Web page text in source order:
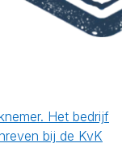
Het bedrijf
bij de KvK